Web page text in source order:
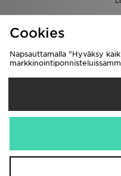
Cookies
Napsauttamalla "Hyväksy